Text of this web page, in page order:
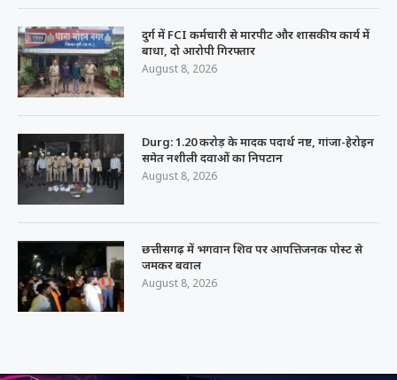
दुर्ग में FCI कर्मचारी से मारपीट और शासकीय कार्य में
बाधा, दो आरोपी गिरफ्तार
August 8, 2026
Durg: 1.20 करोड़ के मादक पदार्थ नष्ट, गांजा-हेरोइन
समेत नशीली दवाओं का निपटान
August 8, 2026
छत्तीसगढ़ में भगवान शिव पर आपत्तिजनक पोस्ट से
जमकर बवाल
August 8, 2026